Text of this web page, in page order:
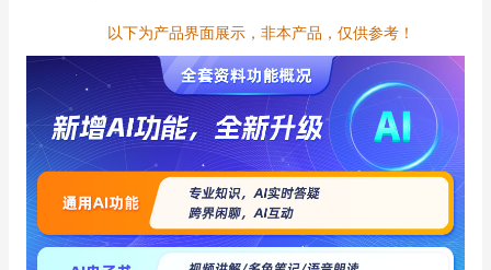
以下为产品界面展示，非本产品，仅供参考！